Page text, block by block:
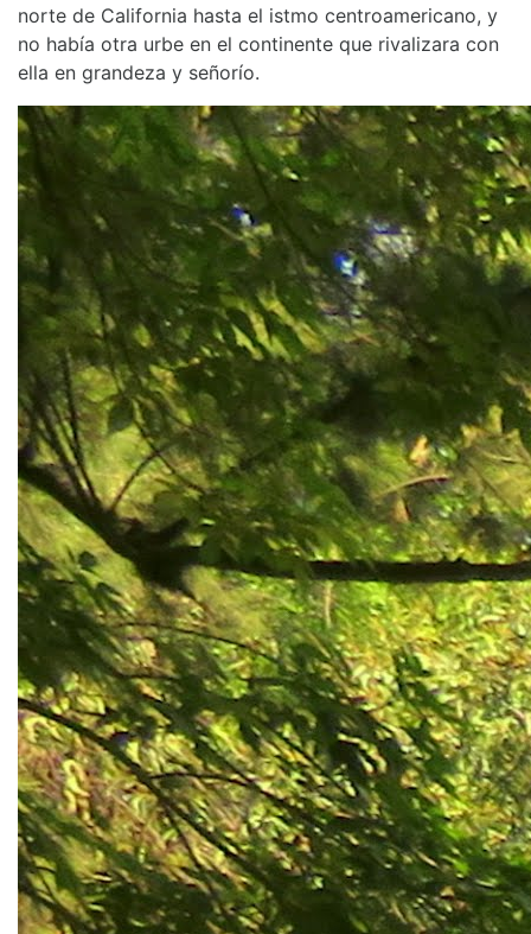
norte de California hasta el istmo centroamericano, y
no había otra urbe en el continente que rivalizara con
ella en grandeza y señorío.